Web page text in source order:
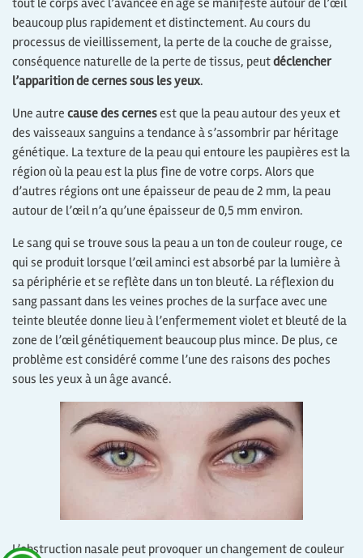
beaucoup plus rapidement et distinctement. Au cours du
processus de vieillissement, la perte de la couche de graisse,
conséquence naturelle de la perte de tissus, peutdéclencher
l’apparition de cernes sous les yeux.
Une autre cause des cernesest que la peau autour des yeux et
des vaisseaux sanguins a tendance à s’assombrir par héritage
génétique. La texture de la peau qui entoure les paupières est la
région où la peau est la plus fine de votre corps. Alors que
d’autres régions ont une épaisseur de peau de 2 mm, la peau
autour de l’œil n’a qu’une épaisseur de 0,5 mm environ.
Le sang qui se trouve sous la peau a un ton de couleur rouge, ce
qui se produit lorsque l’œil aminci est absorbé par la lumière à
sa périphérie et se reflète dans un ton bleuté. La réflexion du
sang passant dans les veines proches de la surface avec une
teinte bleutée donne lieu à l’enfermement violet et bleuté de la
zone de l’œil génétiquement beaucoup plus mince. De plus, ce
problème est considéré comme l’une des raisons des poches
sous les yeux à un âge avancé.
L’obstruction nasale peut provoquer un changement de couleur